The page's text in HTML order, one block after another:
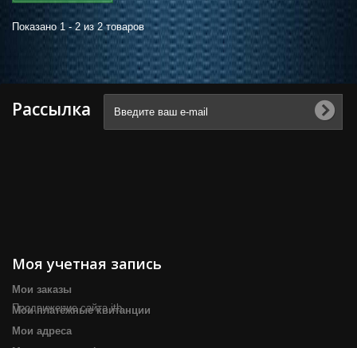
Показано 1 - 2 из 2 товаров
Рассылка
Продвижение сайта itb
Моя учетная запись
Мои заказы
Мои платёжные квитанции
Мои адреса